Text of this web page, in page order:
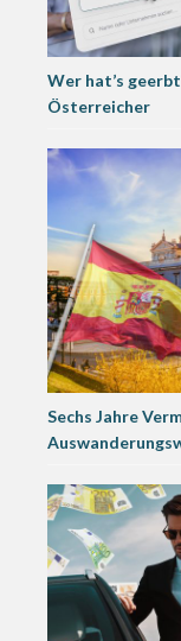
Wer hat’s
Österreicher
Sechs Jahre